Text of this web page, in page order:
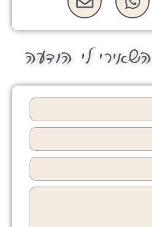
לי הודעה